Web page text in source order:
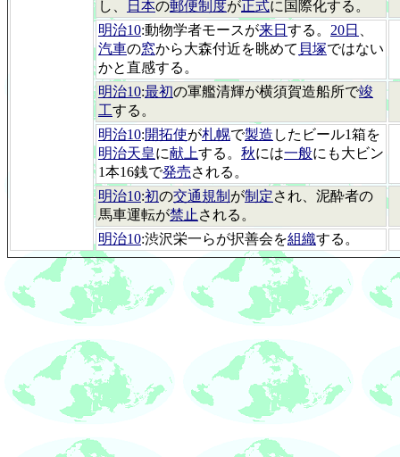
し、
日本の郵便制度が正式に国際化する。
明治10:動物学者モースが来日 する。 20日
汽車の窓から大森付近を眺めて 貝塚ではない
かと直感する。
明治10:最初の軍艦清輝が横須賀造船所で竣
工する。
明治10:開拓使が札幌で製造 したビール1箱を
明治天皇に献上する。 秋には一般にも大ビン
1本16銭で発売される。
明治10:初の交通規制 が制定され、泥酔者の
馬車運転が禁止 される。
明治10:渋沢栄一らが択善会を組織する。